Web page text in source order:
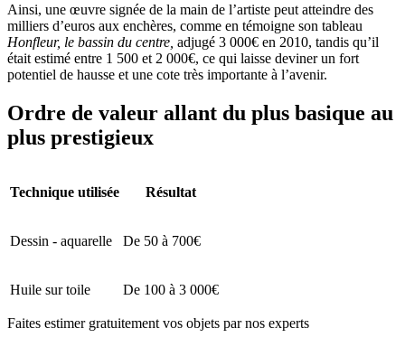
Ainsi, une œuvre signée de la main de l’artiste peut atteindre des
milliers d’euros aux enchères, comme en témoigne son tableau
Honfleur, le bassin du centre, adjugé 3 000€ en 2010, tandis qu’il
était estimé entre 1 500 et 2 000€, ce qui laisse deviner un fort
potentiel de hausse et une cote très importante à l’avenir.
Ordre de valeur allant du plus basique au
plus prestigieux
Technique utilisée Résultat
Dessin - aquarelle De 50 à 700€
Huile sur toile De 100 à 3 000€
Faites estimer gratuitement vos objets par nos experts